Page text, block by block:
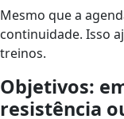
Mesmo que a
continuidade. Isso
treinos.
Objetivos:
resistência